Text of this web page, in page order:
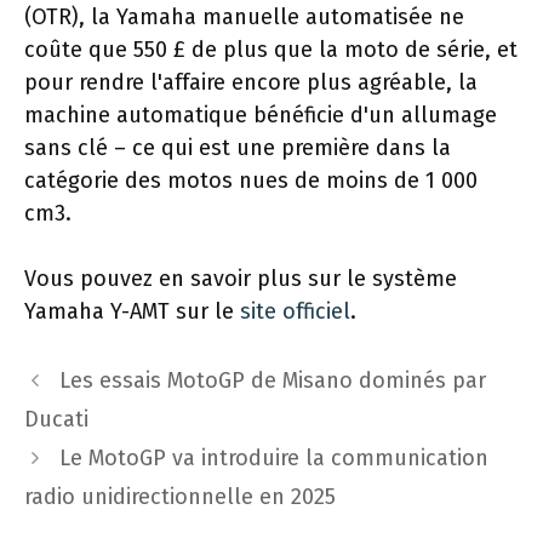
(OTR), la Yamaha manuelle automatisée ne
coûte que 550 £ de plus que la moto de série, et
pour rendre l'affaire encore plus agréable, la
machine automatique bénéficie d'un allumage
sans clé – ce qui est une première dans la
catégorie des motos nues de moins de 1 000
cm3.
Vous pouvez en savoir plus sur le système
Yamaha Y-AMT sur le site officiel.
Navigation
des
Les essais MotoGP de Misano dominés par
Ducati
Le MotoGP va introduire la communication
radio unidirectionnelle en 2025